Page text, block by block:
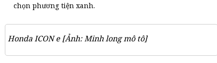
chọn phương tiện xanh.
Honda ICON e [Ảnh: Minh long mô tô]